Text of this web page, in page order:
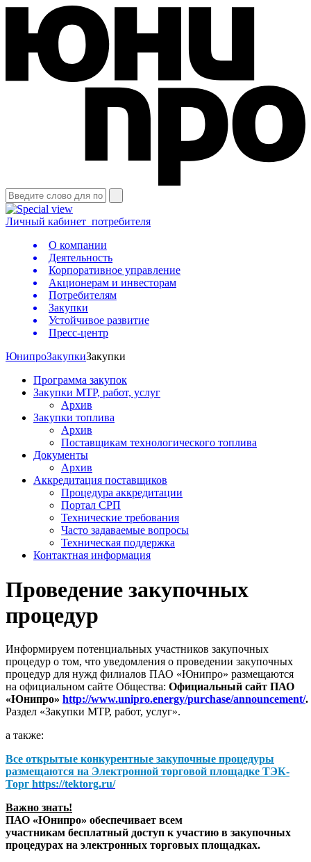
Личный кабинет потребителя
О компании
Деятельность
Корпоративное управление
Акционерам и инвесторам
Потребителям
Закупки
Устойчивое развитие
Пресс-центр
ЮнипроЗакупкиЗакупки
Программа закупок
Закупки МТР, работ, услуг
Архив
Закупки топлива
Архив
Поставщикам технологического топлива
Документы
Архив
Аккредитация поставщиков
Процедура аккредитации
Портал СРП
Технические требования
Часто задаваемые вопросы
Техническая поддержка
Контактная информация
Проведение закупочных
процедур
Информируем потенциальных участников закупочных
процедур о том, что уведомления о проведении закупочных
процедур для нужд филиалов ПАО «Юнипро» размещаются
на официальном сайте Общества: Официальный сайт ПАО
«Юнипро» http://www.unipro.energy/purchase/announcement/.
Раздел «Закупки МТР, работ, услуг».
а также:
Все открытые конкурентные закупочные процедуры
размещаются на Электронной торговой площадке ТЭК-
Торг https://tektorg.ru/
Важно знать!
ПАО «Юнипро» обеспечивает всем
участникам бесплатный доступ к участию в закупочных
процедурах на электронных торговых площадках.